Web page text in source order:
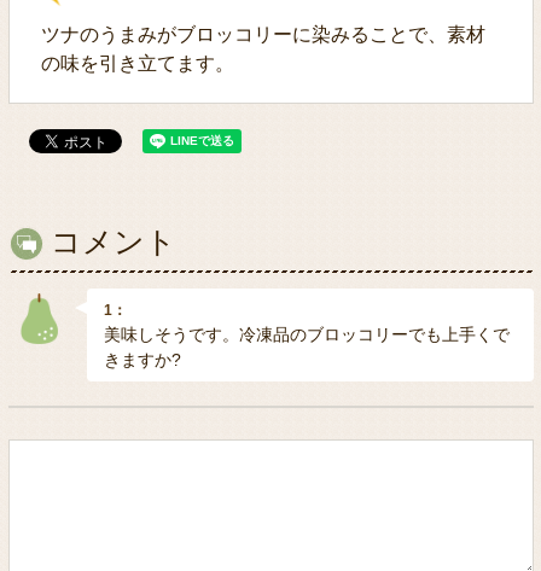
ツナのうまみがブロッコリーに染みることで、素材
の味を引き立てます。
コメント
1：
美味しそうです。冷凍品のブロッコリーでも上手くで
きますか?